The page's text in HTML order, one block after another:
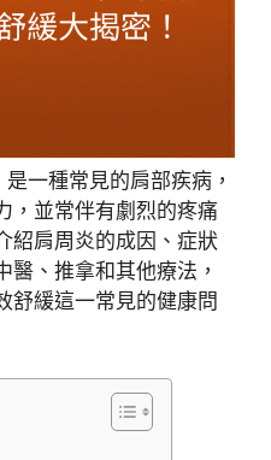
一種常見的肩部疾病，
，並常伴有劇烈的疼痛
紹肩周炎的成因、症狀
醫、推拿和其他療法，
舒緩這一常見的健康問